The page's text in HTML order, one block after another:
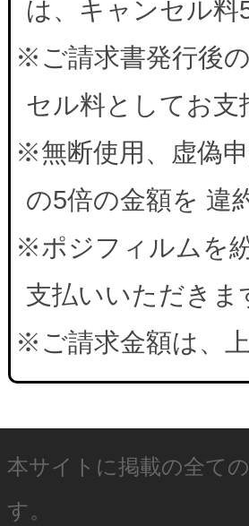
は、キャンセル料
※ご請求書発行後
セル料としてお
※無断使用、虚偽
の5倍の金額を 違
※ポジフィルムを
支払いいただきま
※ご請求金額は、
本サイトに掲載の全て
す。